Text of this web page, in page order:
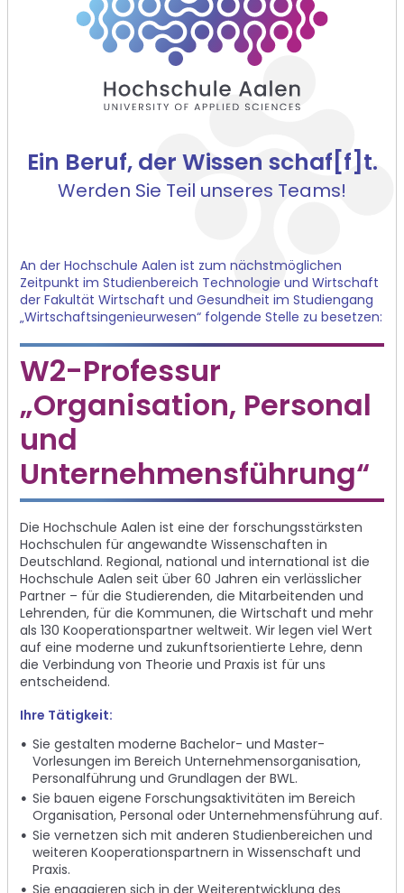
Ein Beruf, der Wissen schaf[f]t.
Werden Sie Teil unseres Teams!
An der Hochschule Aalen ist zum nächstmöglichen
Zeitpunkt im Studienbereich Technologie und Wirtschaft
der Fakultät Wirtschaft und Gesundheit im Studiengang
„Wirtschaftsingenieurwesen“ folgende Stelle zu besetzen:
W2-Professur
„Organisation, Personal
und
Unternehmensführung“
Die Hochschule Aalen ist eine der forschungsstärksten
Hochschulen für angewandte Wissenschaften in
Deutschland. Regional, national und international ist die
Hochschule Aalen seit über 60 Jahren ein verlässlicher
Partner – für die Studierenden, die Mitarbeitenden und
Lehrenden, für die Kommunen, die Wirtschaft und mehr
als 130 Kooperationspartner weltweit. Wir legen viel Wert
auf eine moderne und zukunftsorientierte Lehre, denn
die Verbindung von Theorie und Praxis ist für uns
entscheidend.
Ihre Tätigkeit:
Sie gestalten moderne Bachelor- und Master-
Vorlesungen im Bereich Unternehmensorganisation,
Personalführung und Grundlagen der BWL.
Sie bauen eigene Forschungsaktivitäten im Bereich
Organisation, Personal oder Unternehmensführung auf.
Sie vernetzen sich mit anderen Studienbereichen und
weiteren Kooperationspartnern in Wissenschaft und
Praxis.
Sie engagieren sich in der Weiterentwicklung des